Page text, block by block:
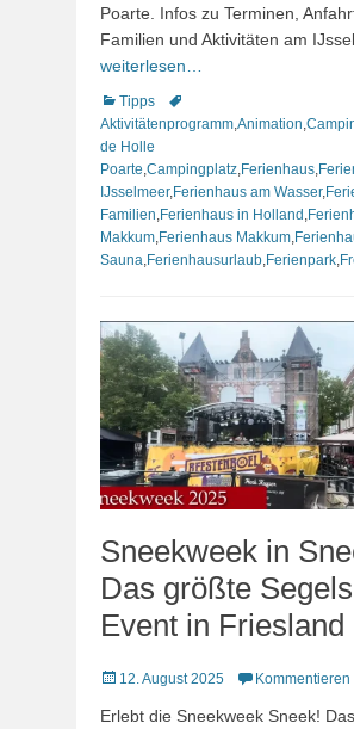
Poarte. Infos zu Terminen,
Familien und Aktivitäten am
weiterlesen…
Kategorien
Tipps
Schlagworte
Aktivitätenprogramm,Animation,
de Holle
Poarte,Campingplatz,Ferienhaus,
IJsselmeer,Ferienhaus am Wasser,
Familien,Ferienhaus in Holland ,
Makkum,Ferienhaus Makkum,
Sauna,Ferienhausurlaub,Ferienpark,
Sneekweek in
Das größte
Event in Friesland
Veröffentlicht
12. August 2025 Kommentieren
Erlebt die Sneekweek Sneek!